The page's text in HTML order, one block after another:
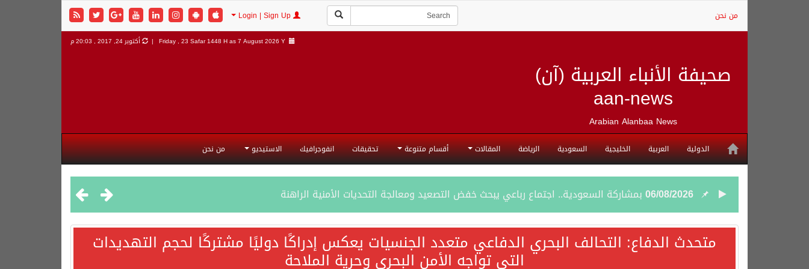
من نحن
صحيفة الأنباء العربية (آن)
aan-news
Arabian Alanbaa News
Friday , 23 Safar 1448 H as7 August 2026 Y | أكتوبر 24, 2017 , 20:03 م
الدولية العربية الخليجية السعودية الرياضة المقالات أقسام متنوعة تحقيقات انفوجرافيك الاستيديو من نحن
06/08/2026 بمشاركة السعودية.. اجتماع رباعي يبحث خفض التصعيد ومعالجة التحديات الأمنية الراهنة
05/08/2026وزير الخارجية السعودي: جميع إجراءات إسرائيل الأحادية في أراضي فلسطين باطلة
متحدث الدفاع: التحالف البحري الدفاعي متعدد الجنسيات يعكس إدراكًا دوليًا مشتركًا لحجم التهديدات
التي تواجه الأمن البحري وحرية الملاحة